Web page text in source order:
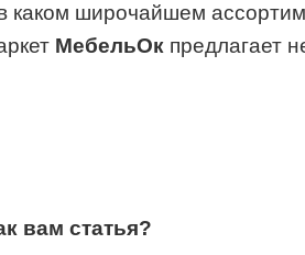
каком широчайшем
МебельОк предлагает
вам статья?